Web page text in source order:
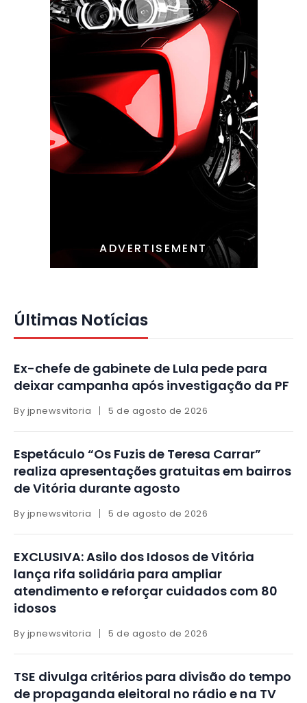
Últimas Notícias
Ex-chefe de gabinete de Lula pede para
deixar campanha após investigação da PF
By jpnewsvitoria 5 de agosto de 2026
Espetáculo “Os Fuzis de Teresa Carrar”
realiza apresentações gratuitas em bairros
de Vitória durante agosto
By jpnewsvitoria 5 de agosto de 2026
EXCLUSIVA: Asilo dos Idosos de Vitória
lança rifa solidária para ampliar
atendimento e reforçar cuidados com 80
idosos
By jpnewsvitoria 5 de agosto de 2026
TSE divulga critérios para divisão do tempo
de propaganda eleitoral no rádio e na TV
ADVERTISEMENT